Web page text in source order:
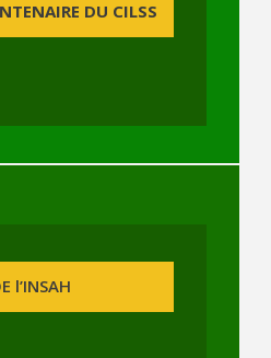
DU CILSS
l’INSAH